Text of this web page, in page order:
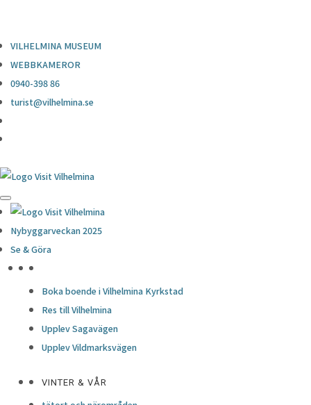
VILHELMINA MUSEUM
WEBBKAMEROR
0940-398 86
turist@vilhelmina.se
Nybyggarveckan 2025
Se & Göra
Boka boende i Vilhelmina Kyrkstad
Res till Vilhelmina
Upplev Sagavägen
Upplev Vildmarksvägen
VINTER & VÅR